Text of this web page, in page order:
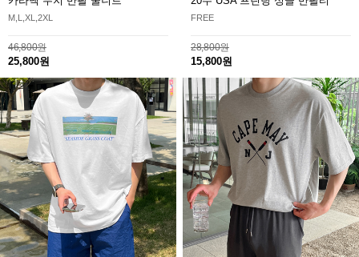
M,L,XL,2XL
46,800원
25,800원
FREE
28,800원
15,800원